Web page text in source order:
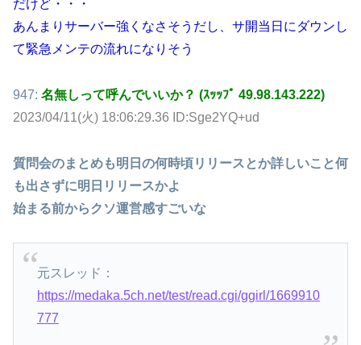
だけど・・・
あんまりサーバー強くなさそうだし、サ開当日にダウンし
て緊急メンテの流れになりそう
947: 名無しって呼んでいいか？ (ｽｯｯﾌﾟ 49.98.143.222)
2023/04/11(火) 18:06:29.36 ID:Sge2YQ+ud
質問会のまとめも明日の何時頃リリースとか詳しいこと何
も出さずに明日リリースかよ
始まる前からクソ運営感すごいな
元スレッド：
https://medaka.5ch.net/test/read.cgi/ggirl/1669910
777